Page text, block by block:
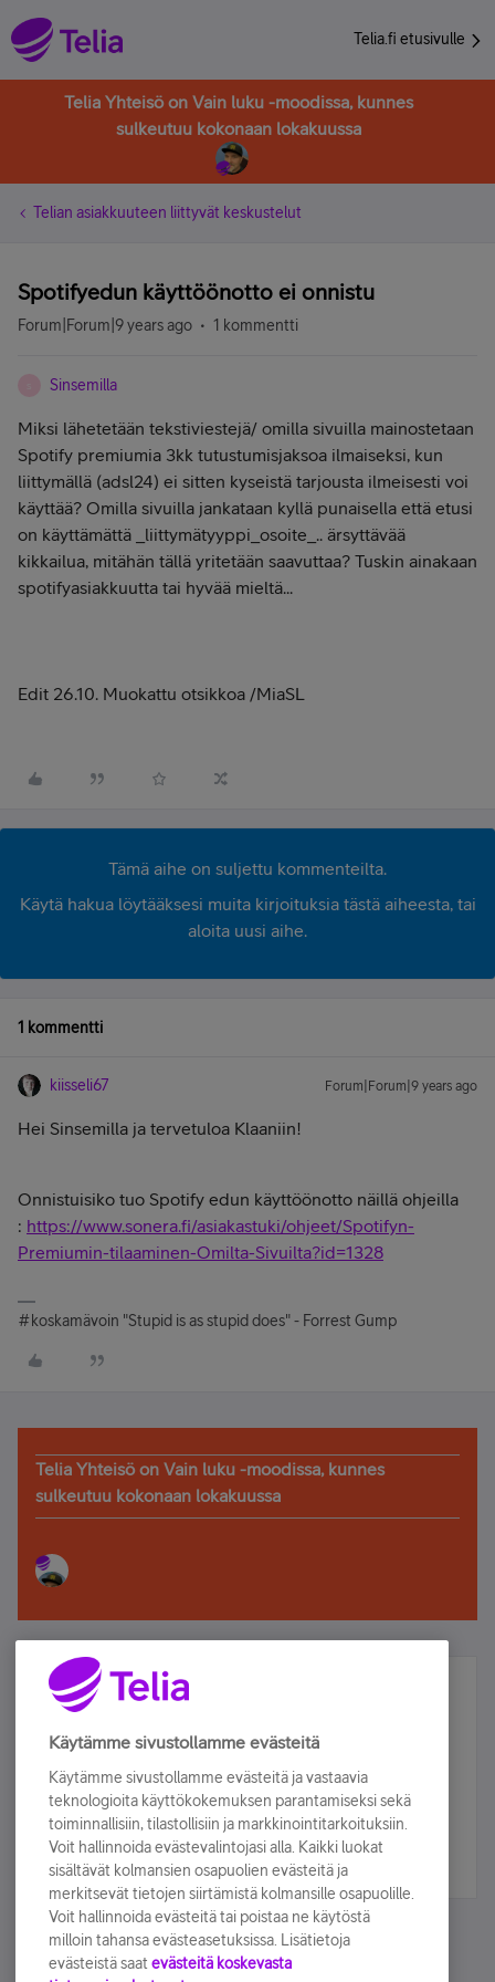
Telia.fi etusivulle
Telia Yhteisö on Vain luku -moodissa, kunnes
sulkeutuu kokonaan lokakuussa
Telian asiakkuuteen liittyvät keskustelut
Spotifyedun käyttöönotto ei onnistu
Forum|Forum|9 years ago 1 kommentti
Sinsemilla
Miksi lähetetään tekstiviestejä/ omilla sivuilla mainostetaan
Spotify premiumia 3kk tutustumisjaksoa ilmaiseksi, kun
liittymällä (adsl24) ei sitten kyseistä tarjousta ilmeisesti voi
käyttää? Omilla sivuilla jankataan kyllä punaisella että etusi
on käyttämättä _liittymätyyppi_osoite_.. ärsyttävää
kikkailua, mitähän tällä yritetään saavuttaa? Tuskin ainakaan
spotifyasiakkuutta tai hyvää mieltä...
Edit 26.10. Muokattu otsikkoa /MiaSL
Tämä aihe on suljettu kommenteilta.
Käytä hakua löytääksesi muita kirjoituksia tästä aiheesta, tai
aloita uusi aihe.
1 kommentti
kiisseli67 Forum|Forum|9 years ago
Hei Sinsemilla ja tervetuloa Klaaniin!
Onnistuisiko tuo Spotify edun käyttöönotto näillä ohjeilla
: https://www.sonera.fi/asiakastuki/ohjeet/Spotifyn-
Premiumin-tilaaminen-Omilta-Sivuilta?id=1328
#koskamävoin "Stupid is as stupid does" - Forrest Gump
Telia Yhteisö on Vain luku -moodissa, kunnes
sulkeutuu kokonaan lokakuussa
Älä jää paitsi – osallistu ja voita!
Tilaa Telian uutiskirje ja olet mukana arvonnassa.
sähköpostiisi.
Tilaa nyt
Käytämme sivustollamme evästeitä
Käytämme sivustollamme evästeitä ja vastaavia
teknologioita käyttökokemuksen parantamiseksi sekä
toiminnallisiin, tilastollisiin ja markkinointitarkoituksiin.
Voit hallinnoida evästevalintojasi alla. Kaikki luokat
sisältävät kolmansien osapuolien evästeitä ja
merkitsevät tietojen siirtämistä kolmansille osapuolille.
Voit hallinnoida evästeitä tai poistaa ne käytöstä
milloin tahansa evästeasetuksissa. Lisätietoja
evästeistä saat evästeitä koskevasta